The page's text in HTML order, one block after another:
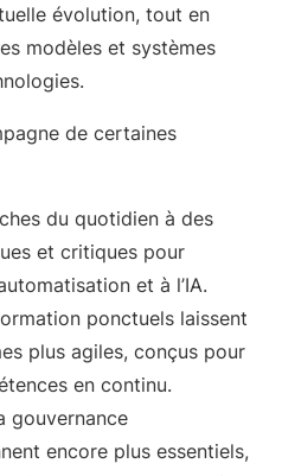
évolution, tout en
modèles et systèmes
de certaines
du quotidien à des
et critiques pour
et à l’IA.
ponctuels laissent
plus agiles, conçus pour
en continu.
gouvernance
encore plus essentiels,